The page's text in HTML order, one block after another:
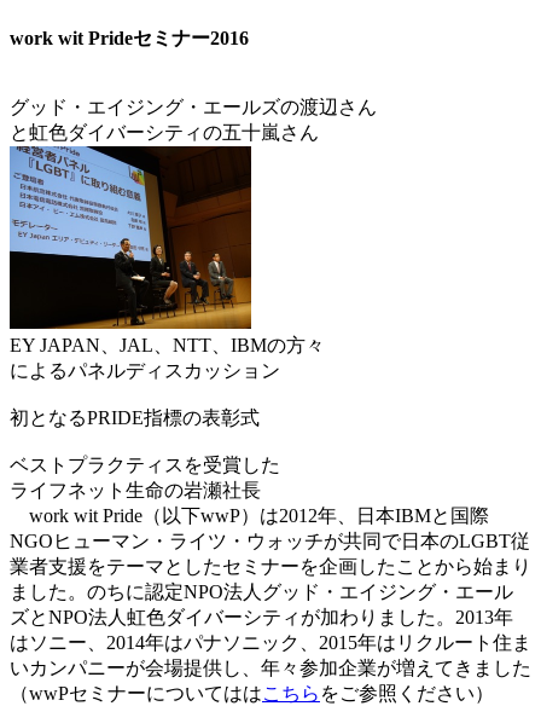
work wit Prideセミナー2016
グッド・エイジング・エールズの渡辺さん
と虹色ダイバーシティの五十嵐さん
EY JAPAN、JAL、NTT、IBMの方々
によるパネルディスカッション
初となるPRIDE指標の表彰式
ベストプラクティスを受賞した
ライフネット生命の岩瀬社長
work wit Pride（以下wwP）は2012年、日本IBMと国際
NGOヒューマン・ライツ・ウォッチが共同で日本のLGBT従
業者支援をテーマとしたセミナーを企画したことから始まり
ました。のちに認定NPO法人グッド・エイジング・エール
ズとNPO法人虹色ダイバーシティが加わりました。2013年
はソニー、2014年はパナソニック、2015年はリクルート住ま
いカンパニーが会場提供し、年々参加企業が増えてきました
（wwPセミナーについてははこちら をご参照ください）